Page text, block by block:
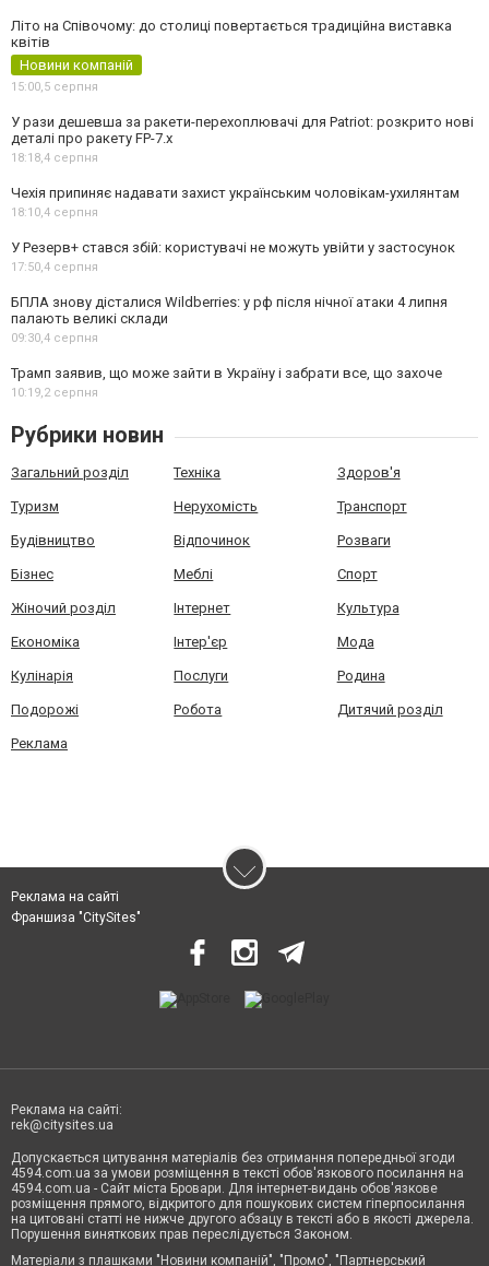
Літо на Співочому: до столиці повертається традиційна виставка
квітів
Новини компаній
15:00,5 серпня
У рази дешевша за ракети-перехоплювачі для Patriot: розкрито нові
деталі про ракету FP-7.x
18:18,4 серпня
Чехія припиняє надавати захист українським чоловікам-ухилянтам
18:10,4 серпня
У Резерв+ стався збій: користувачі не можуть увійти у застосунок
17:50,4 серпня
БПЛА знову дісталися Wildberries: у рф після нічної атаки 4 липня
палають великі склади
09:30,4 серпня
Трамп заявив, що може зайти в Україну і забрати все, що захоче
10:19,2 серпня
Рубрики новин
Загальний розділ Техніка Здоров'я
Туризм Нерухомість Транспорт
Будівництво Відпочинок Розваги
Бізнес Меблі Спорт
Жіночий розділ Інтернет Культура
Економіка Інтер'єр Мода
Кулінарія Послуги Родина
Подорожі Робота Дитячий розділ
Реклама
Реклама на сайті
Франшиза "CitySites"
Реклама на сайті:
rek@citysites.ua
Допускається цитування матеріалів без отримання попередньої згоди
4594.com.ua за умови розміщення в тексті обов'язкового посилання на
4594.com.ua - Сайт міста Бровари. Для інтернет-видань обов'язкове
розміщення прямого, відкритого для пошукових систем гіперпосилання
на цитовані статті не нижче другого абзацу в тексті або в якості джерела.
Порушення виняткових прав переслідується Законом.
Матеріали з плашками "Новини компаній", "Промо", "Партнерський